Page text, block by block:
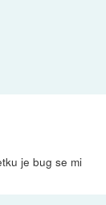
je bug se mi